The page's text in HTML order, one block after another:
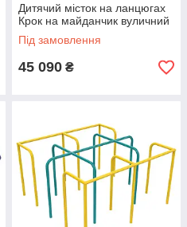
Дитячий місток на ланцюгах
Крок на майданчик вуличний
Під замовлення
45 090 ₴